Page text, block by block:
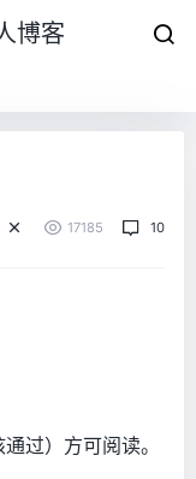
博客
17185 10
过）方可阅读。